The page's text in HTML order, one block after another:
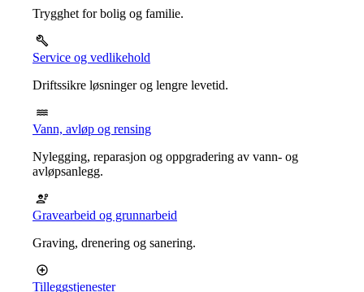
Trygghet for bolig og familie.
Service og vedlikehold
Driftssikre løsninger og lengre levetid.
Vann, avløp og rensing
Nylegging, reparasjon og oppgradering av vann- og
avløpsanlegg.
Gravearbeid og grunnarbeid
Graving, drenering og sanering.
Tilleggstjenester